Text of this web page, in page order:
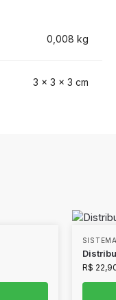
0,008 kg
3 × 3 × 3 cm
R$